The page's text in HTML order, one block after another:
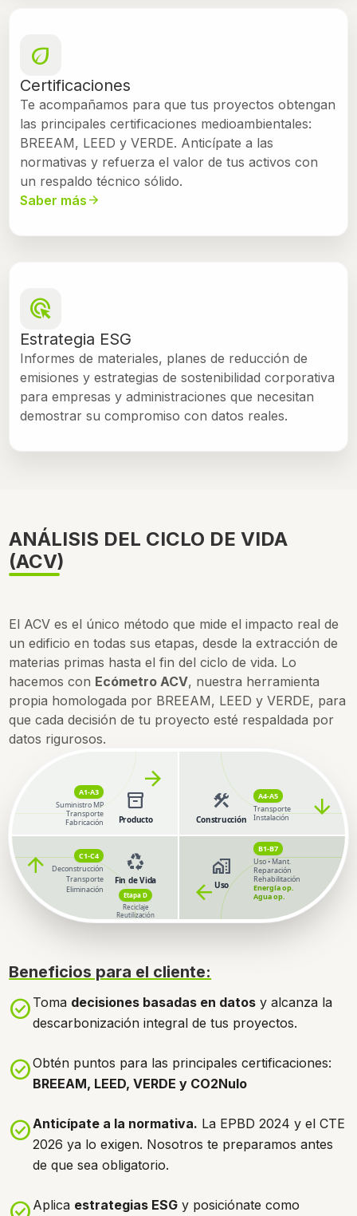
eco
Certificaciones
Te acompañamos para que tus proyectos obtengan
las principales certificaciones medioambientales:
BREEAM, LEED y VERDE. Anticípate a las
normativas y refuerza el valor de tus activos con
un respaldo técnico sólido.
Saber más arrow_forward
ads_click
Estrategia ESG
Informes de materiales, planes de reducción de
emisiones y estrategias de sostenibilidad corporativa
para empresas y administraciones que necesitan
demostrar su compromiso con datos reales.
ANÁLISIS DEL CICLO DE VIDA
(ACV)
El ACV es el único método que mide el impacto real de
un edificio en todas sus etapas, desde la extracción de
materias primas hasta el fin del ciclo de vida. Lo
hacemos con Ecómetro ACV, nuestra herramienta
propia homologada por BREEAM, LEED y VERDE, para
que cada decisión de tu proyecto esté respaldada por
datos rigurosos.
inventory_2
Producto
A1-A3
Suministro MP
Transporte
Fabricación
arrow_forward
construction
Construcción
A4-A5
Transporte
Instalación
arrow_forward
recycling
Fin de Vida
Etapa D
Reciclaje
Reutilización
C1-C4
Deconstrucción
Transporte
Eliminación
arrow_forward home_work
Uso
B1-B7
Uso • Mant.
Reparación
Rehabilitación
Energía op.
Agua op.
arrow_forward
Beneficios para el cliente:
check_circle Toma decisiones basadas en datos y alcanza la
descarbonización integral de tus proyectos.
check_circleObtén puntos para las principales certificaciones:
BREEAM, LEED, VERDE y CO2Nulo
check_circleAnticípate a la normativa. La EPBD 2024 y el CTE
2026 ya lo exigen. Nosotros te preparamos antes
de que sea obligatorio.
Aplica estrategias ESG y posiciónate como